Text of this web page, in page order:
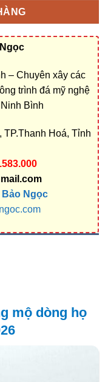
– Chuyên xây các
trình đá mỹ nghệ
Bình
Hoá, Tỉnh
Ngọc
mộ dòng họ